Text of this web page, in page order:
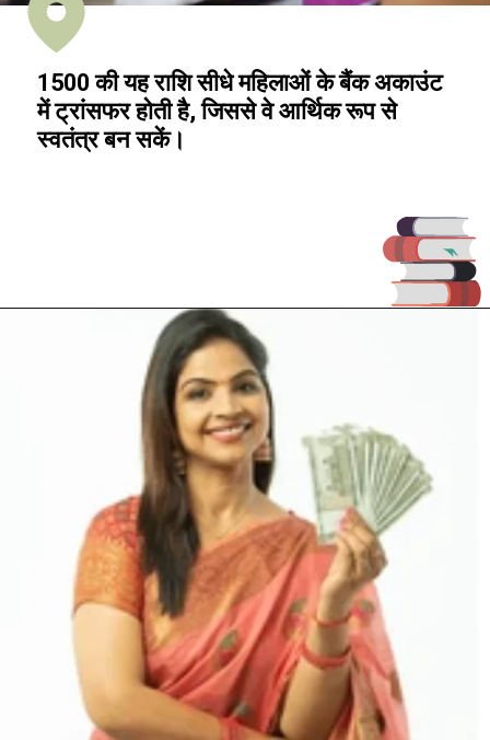
₹1500 की यह राशि सीधे महिलाओं के बैंक अकाउंट
में ट्रांसफर होती है, जिससे वे आर्थिक रूप से
स्वतंत्र बन सकें।